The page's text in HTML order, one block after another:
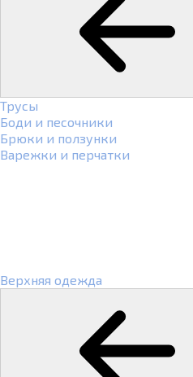
Трусы
Боди и песочники
Брюки и ползунки
Варежки и перчатки
Верхняя одежда